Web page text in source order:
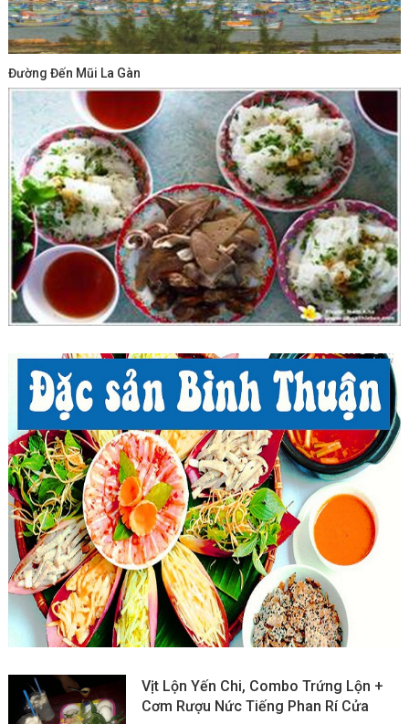
Đường Đến Mũi La Gàn
Vịt Lộn Yến Chi, Combo Trứng Lộn +
Cơm Rượu Nức Tiếng Phan Rí Cửa